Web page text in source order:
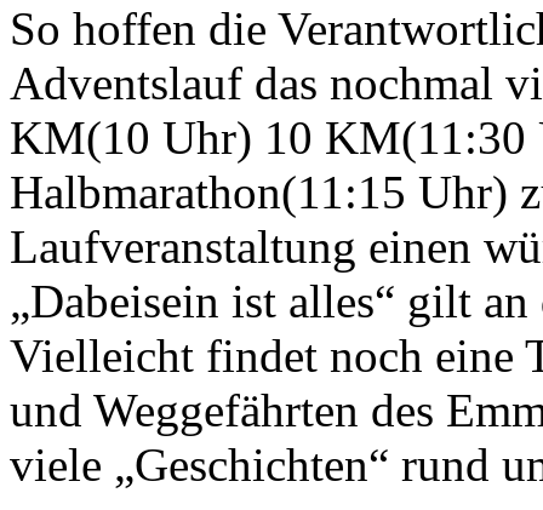
So hoffen die
Adventslauf das nochmal
KM(10 Uhr) 10 KM(11:30
Halbmarathon(11:15 Uhr)
Laufveranstaltung einen
„Dabeisein ist alles“ gilt
Vielleicht findet noch eine
und Weggefährten des
viele „Geschichten“ rund